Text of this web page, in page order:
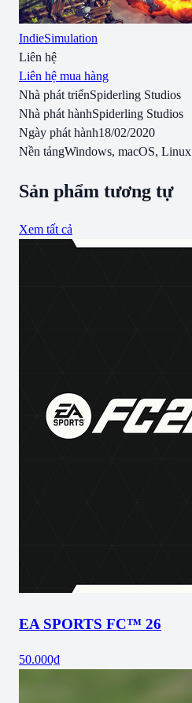
IndieSimulation
Liên hệ
Liên hệ mua hàng
Nhà phát triểnSpiderling Studios
Nhà phát hànhSpiderling Studios
Ngày phát hành18/02/2020
Nền tảngWindows, macOS, Linux
Sản phẩm tương tự
Xem tất cả
EA SPORTS FC™ 26
50.000₫